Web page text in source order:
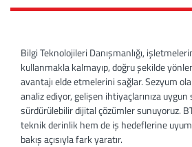
Bilgi Teknolojileri Danışmanlığı,
kullanmakla kalmayıp, doğru şekilde
avantajı elde etmelerini sağlar. Sezyum
analiz ediyor, gelişen ihtiyaçlarınıza
sürdürülebilir dijital çözümler sunuyoruz.
teknik derinlik hem de iş hedeflerine
bakış açısıyla fark yaratır.